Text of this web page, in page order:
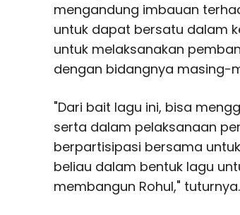
mengandung imbauan
untuk dapat bersatu dalam
untuk melaksanakan
dengan bidangnya masing-
"Dari bait lagu ini, bisa
serta dalam pelaksanaan
berpartisipasi bersama
beliau dalam bentuk lagu
membangun Rohul," tuturnya.